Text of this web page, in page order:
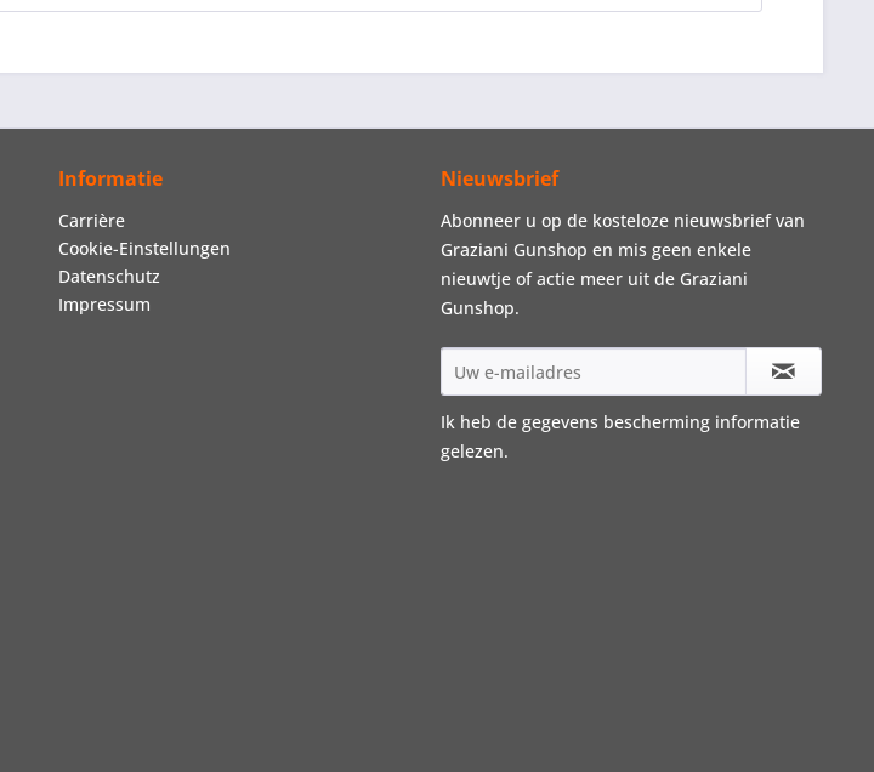
Informatie
Carrière
Cookie-Einstellungen
Datenschutz
Impressum
Nieuwsbrief
Abonneer u op de kosteloze nieuwsbrief van
Graziani Gunshop en mis geen enkele
nieuwtje of actie meer uit de Graziani
Gunshop.
Ik heb de gegevens bescherming informatie
gelezen.